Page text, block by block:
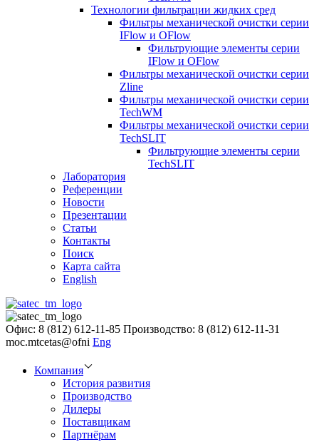
Технологии фильтрации жидких сред
Фильтры механической очистки серии
IFlow и OFlow
Фильтрующие элементы серии
IFlow и OFlow
Фильтры механической очистки серии
Zline
Фильтры механической очистки серии
TechWM
Фильтры механической очистки серии
TechSLIT
Фильтрующие элементы серии
TechSLIT
Лаборатория
Референции
Новости
Презентации
Статьи
Контакты
Поиск
Карта сайта
English
Офис: 8 (812) 612-11-85 Производство: 8 (812) 612-11-31
moc.mtcetas@ofni Eng
Компания
История развития
Производство
Дилеры
Поставщикам
Партнёрам